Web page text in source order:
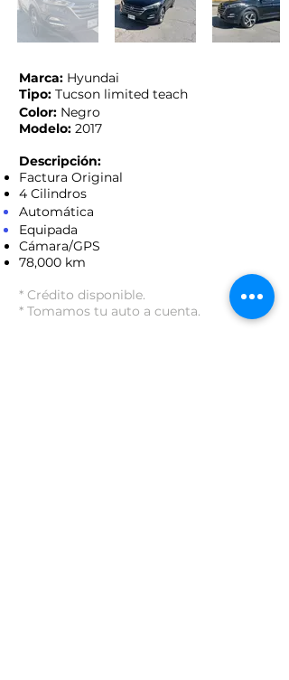
Marca: Hyundai
Tipo: Tucson limited teach
Color: Negro
Modelo: 2017
Descripción:
Factura Original
4 Cilindros
Automática
Equipada
Cámara/GPS
78,000 km
* Crédito disponible.
* Tomamos tu auto a cuenta.